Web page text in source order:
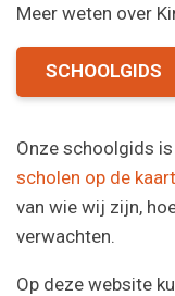
Meer weten over
SCHOOLGIDS
Onze schoolgids
scholen op de kaart
van wie wij zijn,
verwachten.
Op deze website